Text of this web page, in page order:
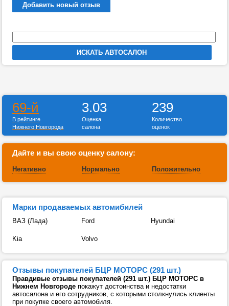
Добавить новый отзыв
69-й
В рейтинге
Нижнего Новгорода
3.03
Оценка
салона
239
Количество
оценок
Дайте и вы свою оценку салону:
Негативно Нормально Положительно
Марки продаваемых автомибилей
ВАЗ (Лада) Ford Hyundai
Kia Volvo
Отзывы покупателей БЦР МОТОРС (291 шт.)
Правдивые отзывы покупателей (291 шт.) БЦР МОТОРС в
Нижнем Новгороде покажут достоинства и недостатки
автосалона и его сотрудников, с которыми столкнулись клиенты
при покупке своего автомобиля.